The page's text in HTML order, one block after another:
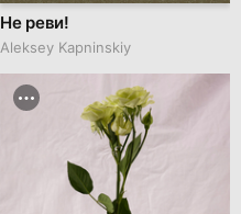
Не реви!
Aleksey Kapninskiy